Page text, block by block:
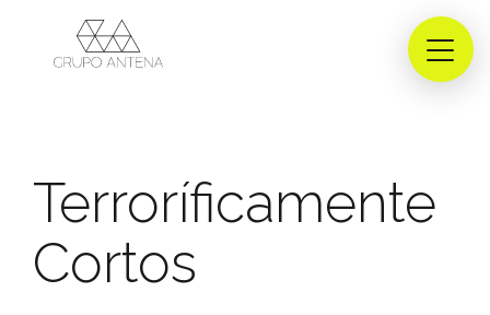
Terroríficamente
Cortos